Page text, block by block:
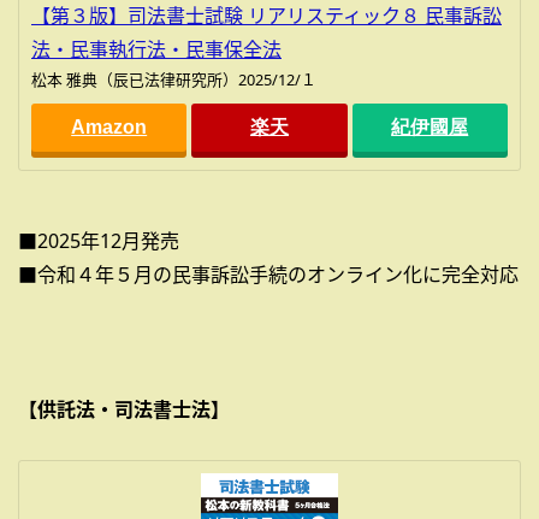
【第３版】司法書士試験 リアリスティック８ 民事訴訟
法・民事執行法・民事保全法
松本 雅典（辰已法律研究所）2025/12/１
Amazon 楽天 紀伊國屋
■2025年12月発売
■令和４年５月の民事訴訟手続のオンライン化に完全対応
【供託法・司法書士法】